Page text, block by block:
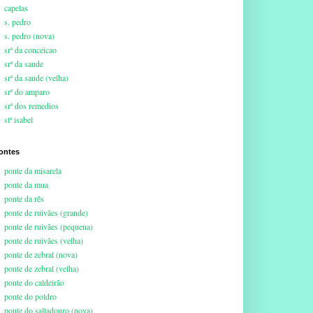
capelas
s. pedro
s. pedro (nova)
srª da conceicao
srª da saude
srª da saude (velha)
srª do amparo
srª dos remedios
stª isabel
ponte da misarela
ponte da mua
ponte da rês
ponte de ruivães (grande)
ponte de ruivães (pequena)
ponte de ruivães (velha)
ponte de zebral (nova)
ponte de zebral (velha)
ponte do caldeirão
ponte do poldro
ponte do saltadouro (nova)